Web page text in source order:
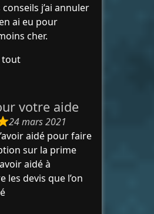
j’ai annuler
ai eu pour
cher.
tout
votre aide
24 mars 2021
aidé pour faire
sur la prime
aidé à
les devis que l’on